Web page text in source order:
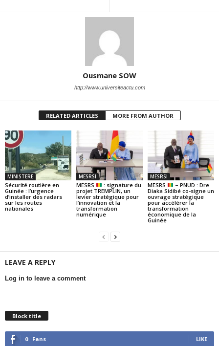
Ousmane SOW
http://www.universiteactu.com
RELATED ARTICLES MORE FROM AUTHOR
MINISTERE
Sécurité routière en
Guinée : l’urgence
d’installer des radars
sur les routes
nationales
MESRSI
MESRS
: signature du
projet TREMPLIN, un
levier stratégique pour
l’innovation et la
transformation
numérique
MESRSI
MESRS
– PNUD : Dre
Diaka Sidibé co-signe un
ouvrage stratégique
pour accélérer la
transformation
économique de la
Guinée
LEAVE A REPLY
Log in to leave a comment
Block title
0 Fans LIKE